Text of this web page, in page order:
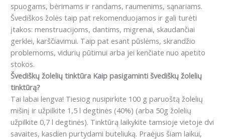
spuogams, bėrimams ir randams, raumenims, sąnariams.
Švediškos žolės taip pat rekomenduojamos ir gali turėti
įtakos: menstruacijoms, dantims, migrenai, skaudančiai
gerklei, karščiavimui. Taip pat esant pūslėms, skrandžio
problemoms, vidurių pūtimui arba jei kenčiate nuo apetito
stokos.
Švediškų žolelių tinktūra Kaip pasigaminti švediškų žolelių
tinktūrą?
Tai labai lengva! Tiesiog nusipirkite 100 g paruoštą žolelių
mišinį ir užpilkite 1,5 l degtinės (40%) (arba 50g žolelių
užpilkite 0,7 l degtinės). Tinktūrą laikykite tamsioje vietoje dvi
savaites, kasdien purtydami buteliuką. Praėjus šiam laikui,